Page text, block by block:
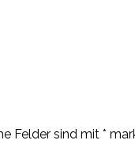
Felder sind mit *